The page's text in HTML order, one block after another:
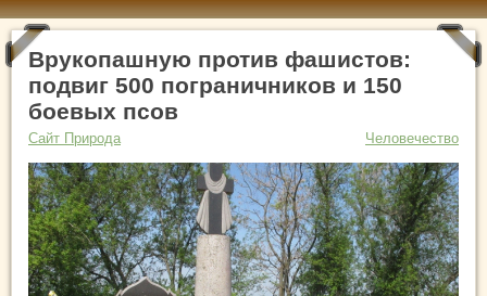
Врукопашную против фашистов:
подвиг 500 пограничников и 150
боевых псов
Сайт Природа Человечество